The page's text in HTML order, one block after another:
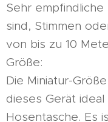
Sehr
sind, Stimmen
von bis zu 10
Größe:
Die Miniatur-
dieses Gerät
Hosentasche. Es